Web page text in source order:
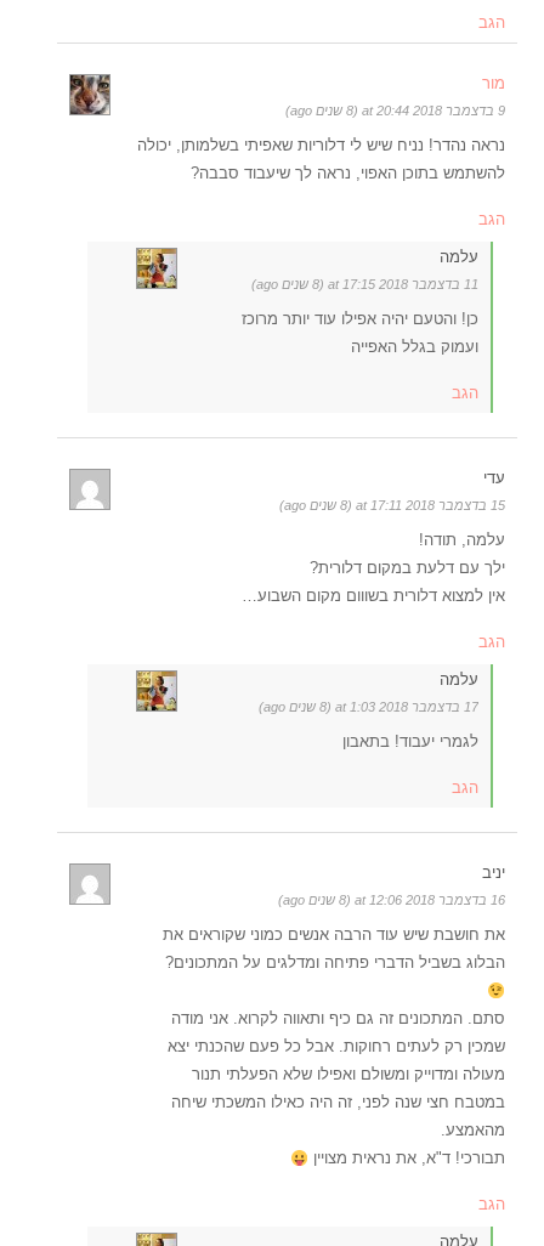
הגב
מור
9 בדצמבר 2018 at 20:44 (8 שנים ago)
נראה נהדר! נניח שיש לי דלוריות שאפיתי בשלמותן, יכולה
להשתמש בתוכן האפוי, נראה לך שיעבוד סבבה?
הגב
עלמה
11 בדצמבר 2018 at 17:15 (8 שנים ago)
כן! והטעם יהיה אפילו עוד יותר מרוכז
ועמוק בגלל האפייה
הגב
עדי
15 בדצמבר 2018 at 17:11 (8 שנים ago)
עלמה, תודה!
ילך עם דלעת במקום דלורית?
אין למצוא דלורית בשווום מקום השבוע…
הגב
עלמה
17 בדצמבר 2018 at 1:03 (8 שנים ago)
לגמרי יעבוד! בתאבון
הגב
יניב
16 בדצמבר 2018 at 12:06 (8 שנים ago)
את חושבת שיש עוד הרבה אנשים כמוני שקוראים את
הבלוג בשביל הדברי פתיחה ומדלגים על המתכונים?
סתם. המתכונים זה גם כיף ותאווה לקרוא. אני מודה
שמכין רק לעתים רחוקות. אבל כל פעם שהכנתי יצא
מעולה ומדוייק ומשולם ואפילו שלא הפעלתי תנור
במטבח חצי שנה לפני, זה היה כאילו המשכתי שיחה
מהאמצע.
תבורכי! ד"א, את נראית מצויין
הגב
עלמה